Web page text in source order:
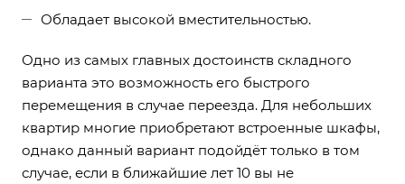
Обладает высокой вместительностью.
Одно из самых главных достоинств складного
варианта это возможность его быстрого
перемещения в случае переезда. Для небольших
квартир многие приобретают встроенные шкафы,
однако данный вариант подойдёт только в том
случае, если в ближайшие лет 10 вы не